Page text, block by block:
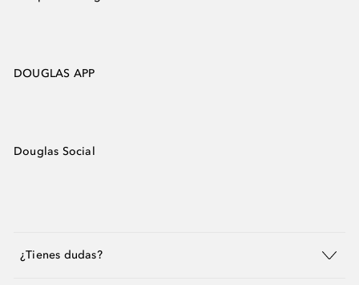
DOUGLAS APP
Douglas Social
¿Tienes dudas?